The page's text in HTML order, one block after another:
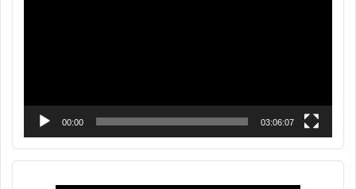
00:00 03:06:07